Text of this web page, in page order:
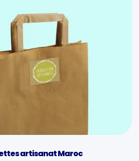
artisanat Maroc